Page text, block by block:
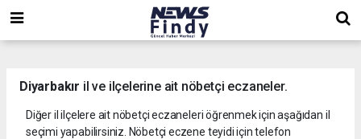
Diyarbakır il ve ilçelerine ait nöbetçi eczaneler.
Diğer il ilçelere ait nöbetçi eczaneleri öğrenmek için aşağıdan il
seçimi yapabilirsiniz. Nöbetçi eczene teyidi için telefon